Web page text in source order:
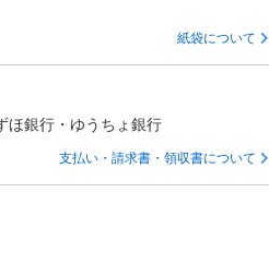
紙袋について
ほ銀行・ゆうちょ銀行
支払い・請求書・領収書について